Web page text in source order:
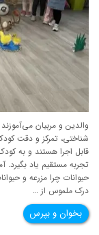
والدین و مربیان
شناختی، تمرکز و دقت
قابل اجرا هستند و به
تجربه مستقیم یاد بگیرد.
حیوانات چرا مزرعه و
درک ملموس از …
بخوان و بپرس